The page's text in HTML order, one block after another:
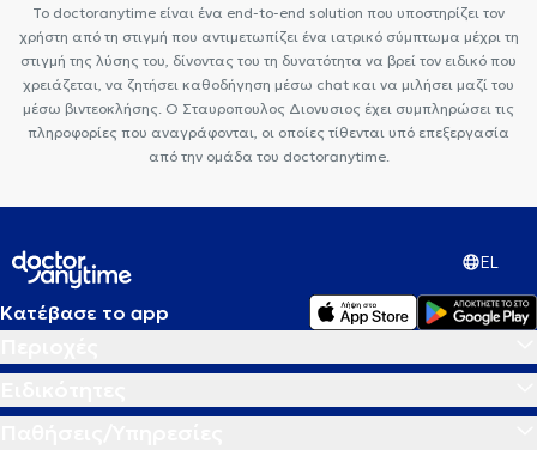
Το doctoranytime είναι ένα end-to-end solution που υποστηρίζει τον
χρήστη από τη στιγμή που αντιμετωπίζει ένα ιατρικό σύμπτωμα μέχρι τη
στιγμή της λύσης του, δίνοντας του τη δυνατότητα να βρεί τον ειδικό που
χρειάζεται, να ζητήσει καθοδήγηση μέσω chat και να μιλήσει μαζί του
μέσω βιντεοκλήσης. Ο Σταυροπουλος Διονυσιος έχει συμπληρώσει τις
πληροφορίες που αναγράφονται, οι οποίες τίθενται υπό επεξεργασία
από την ομάδα του doctoranytime.
EL
Κατέβασε το app